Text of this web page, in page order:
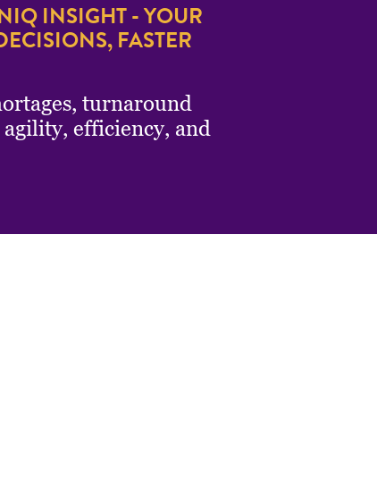
INSIGHT - YOUR
FASTER
turnaround
efficiency, and